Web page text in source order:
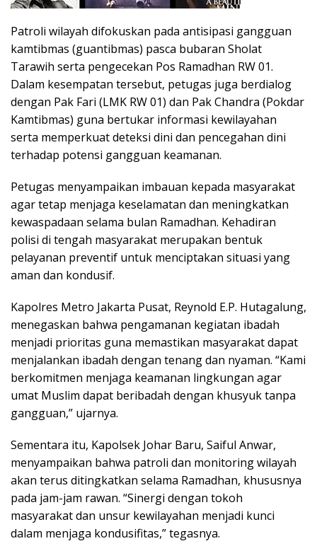
Patroli wilayah difokuskan pada antisipasi gangguan
kamtibmas (guantibmas) pasca bubaran Sholat
Tarawih serta pengecekan Pos Ramadhan RW 01.
Dalam kesempatan tersebut, petugas juga berdialog
dengan Pak Fari (LMK RW 01) dan Pak Chandra (Pokdar
Kamtibmas) guna bertukar informasi kewilayahan
serta memperkuat deteksi dini dan pencegahan dini
terhadap potensi gangguan keamanan.
Petugas menyampaikan imbauan kepada masyarakat
agar tetap menjaga keselamatan dan meningkatkan
kewaspadaan selama bulan Ramadhan. Kehadiran
polisi di tengah masyarakat merupakan bentuk
pelayanan preventif untuk menciptakan situasi yang
aman dan kondusif.
Kapolres Metro Jakarta Pusat, Reynold E.P. Hutagalung,
menegaskan bahwa pengamanan kegiatan ibadah
menjadi prioritas guna memastikan masyarakat dapat
menjalankan ibadah dengan tenang dan nyaman. “Kami
berkomitmen menjaga keamanan lingkungan agar
umat Muslim dapat beribadah dengan khusyuk tanpa
gangguan,” ujarnya.
Sementara itu, Kapolsek Johar Baru, Saiful Anwar,
menyampaikan bahwa patroli dan monitoring wilayah
akan terus ditingkatkan selama Ramadhan, khususnya
pada jam-jam rawan. “Sinergi dengan tokoh
masyarakat dan unsur kewilayahan menjadi kunci
dalam menjaga kondusifitas,” tegasnya.